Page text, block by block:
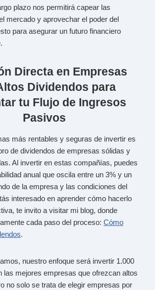
plazo nos permitirá capear las
mercado y aprovechar el poder del
para asegurar un futuro financiero
Directa en Empresas
Dividendos para
tu Flujo de Ingresos
Pasivos
más rentables y seguras de invertir es
de dividendos de empresas sólidas y
Al invertir en estas compañías, puedes
anual que oscila entre un 3% y un
de la empresa y las condiciones del
interesado en aprender cómo hacerlo
te invito a visitar mi blog, donde
cada paso del proceso: Cómo
.
nuestro enfoque será invertir 1.000
las mejores empresas que ofrezcan altos
no solo se trata de elegir empresas por